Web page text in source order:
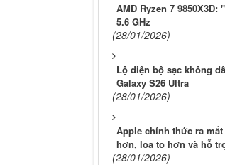
AMD Ryzen 7
5.6 GHz
(28/01/2026)
Lộ diện bộ sạc không
Galaxy S26 Ultra
(28/01/2026)
Apple chính thức ra
hơn, loa to hơn và hỗ
(28/01/2026)